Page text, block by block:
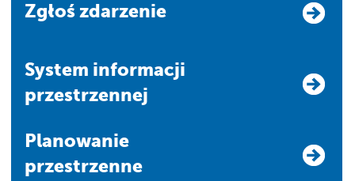
Zgłoś zdarzenie
system informacji
przestrzennej
Planowanie
przestrzenne